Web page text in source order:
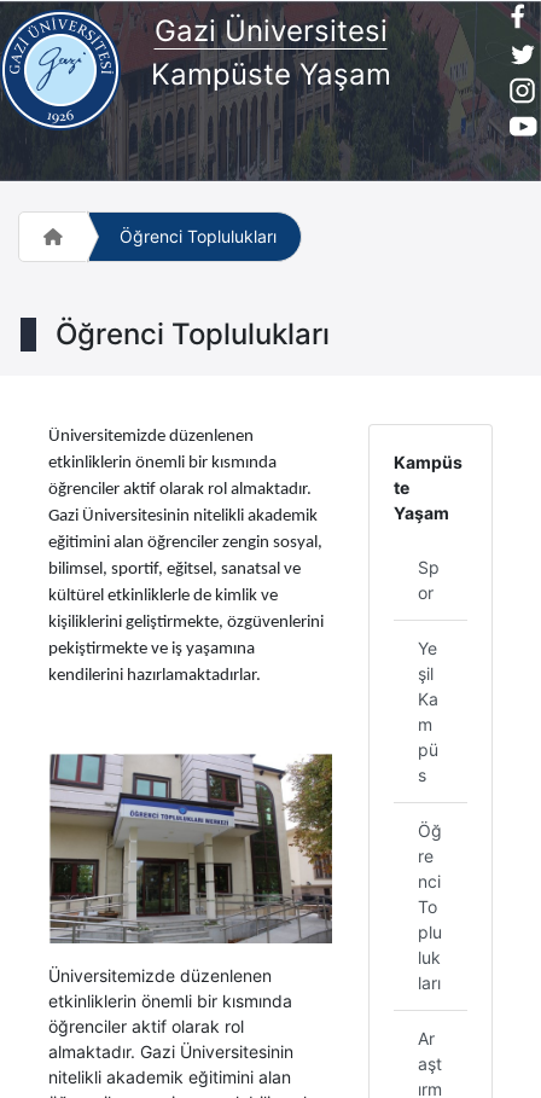
Gazi Üniversitesi
Kampüste Yaşam
Öğrenci Toplulukları
Öğrenci Toplulukları
Üniversitemizde düzenlenen
etkinliklerin önemli bir kısmında
öğrenciler aktif olarak rol almaktadır.
Gazi Üniversitesinin nitelikli akademik
eğitimini alan öğrenciler zengin sosyal,
bilimsel, sportif, eğitsel, sanatsal ve
kültürel etkinliklerle de kimlik ve
kişiliklerini geliştirmekte, özgüvenlerini
pekiştirmekte ve iş yaşamına
kendilerini hazırlamaktadırlar.
Üniversitemizde düzenlenen
etkinliklerin önemli bir kısmında
öğrenciler aktif olarak rol
almaktadır. Gazi Üniversitesinin
nitelikli akademik eğitimini alan
Kampüs
te
Yaşam
Sp
or
Ye
şil
Ka
m
pü
s
Öğ
re
nci
To
plu
luk
ları
Ar
aşt
ırm